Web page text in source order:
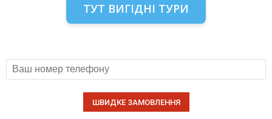
ТУТ ВИГІДНІ ТУРИ